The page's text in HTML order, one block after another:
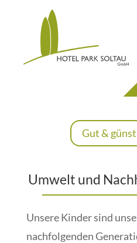
Gut &
Umwelt und
Unsere Kinder sind
nachfolgenden